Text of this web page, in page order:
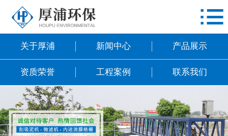
资质荣誉

关于厚浦 新闻中心 产品展示
资质荣誉 工程案例 联系我们